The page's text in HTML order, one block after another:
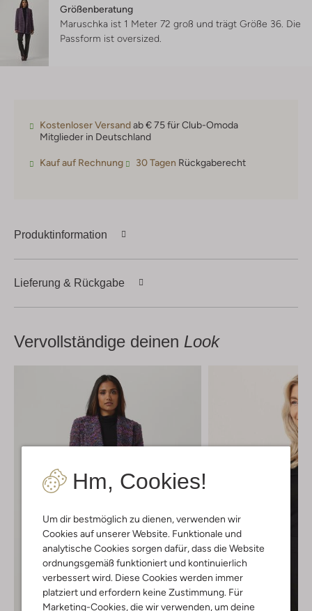
Hm, Cookies!
Um dir bestmöglich zu dienen, verwenden wir
Cookies auf unserer Website. Funktionale und
analytische Cookies sorgen dafür, dass die Website
ordnungsgemäß funktioniert und kontinuierlich
verbessert wird. Diese Cookies werden immer
platziert und erfordern keine Zustimmung. Für
Marketing-Cookies, die wir verwenden, um deine
Größenberatung
Maruschka ist 1 Meter 72 groß und trägt Größe 36. Die
Passform ist oversized
Kostenloser Versandab € 75 für Club-Omoda
Mitglieder in Deutschland
Kauf auf Rechnung 30 Tagen Rückgaberecht
Produktinformation
Lieferung & Rückgabe
Vervollständige deinen Look